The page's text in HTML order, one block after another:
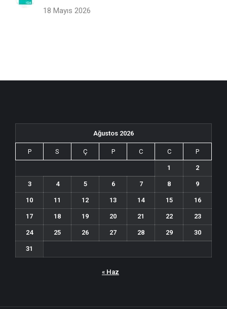
18 Mayıs 2026
Ağustos 2026
P S Ç P C C P
1 2
3 4 5 6 7 8 9
10 11 12 13 14 15 16
17 18 19 20 21 22 23
24 25 26 27 28 29 30
31
« Haz